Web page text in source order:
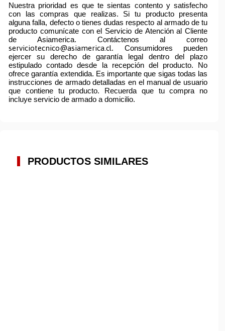
Nuestra prioridad es que te sientas contento y satisfecho
con las compras que realizas. Si tu producto presenta
alguna falla, defecto o tienes dudas respecto al armado de tu
producto comunícate con el Servicio de Atención al Cliente
de Asiamerica. Contáctenos al correo
serviciotecnico@asiamerica.cl. Consumidores pueden
ejercer su derecho de garantía legal dentro del plazo
estipulado contado desde la recepción del producto. No
ofrece garantía extendida. Es importante que sigas todas las
instrucciones de armado detalladas en el manual de usuario
que contiene tu producto. Recuerda que tu compra no
incluye servicio de armado a domicilio.
PRODUCTOS SIMILARES